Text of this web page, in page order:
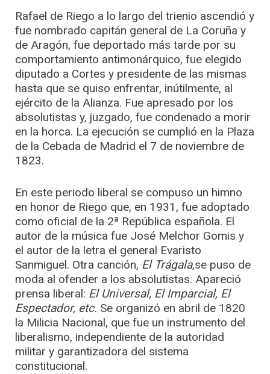
Rafael de Riego a lo largo del trienio ascendió y
fue nombrado capitán general de La Coruña y
de Aragón, fue deportado más tarde por su
comportamiento antimonárquico, fue elegido
diputado a Cortes y presidente de las mismas
hasta que se quiso enfrentar, inútilmente, al
ejército de la Alianza. Fue apresado por los
absolutistas y, juzgado, fue condenado a morir
en la horca. La ejecución se cumplió en la Plaza
de la Cebada de Madrid el 7 de noviembre de
1823.
En este periodo liberal se compuso un himno
en honor de Riego que, en 1931, fue adoptado
como oficial de la 2ª República española. El
autor de la música fue José Melchor Gomis y
el autor de la letra el general Evaristo
Sanmiguel. Otra canción, El Trágala,se puso de
moda al ofender a los absolutistas. Apareció
prensa liberal: El Universal, El Imparcial, El
Espectador, etc. Se organizó en abril de 1820
la Milicia Nacional, que fue un instrumento del
liberalismo, independiente de la autoridad
militar y garantizadora del sistema
constitucional.